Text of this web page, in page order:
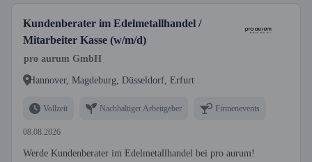
Kundenberater im Edelmetallhandel /
Mitarbeiter Kasse (w/m/d)
pro aurum GmbH
Hannover, Magdeburg, Düsseldorf, Erfurt
Vollzeit Nachhaltiger Arbeitgeber Firmenevents
08.08.2026
Werde Kundenberater im Edelmetallhandel bei pro aurum!